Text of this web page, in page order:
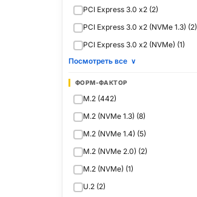
PCI Express 3.0 x2 (2)
PCI Express 3.0 x2 (NVMe 1.3) (2)
PCI Express 3.0 x2 (NVMe) (1)
Посмотреть все ∨
ФОРМ-ФАКТОР
M.2 (442)
M.2 (NVMe 1.3) (8)
M.2 (NVMe 1.4) (5)
M.2 (NVMe 2.0) (2)
M.2 (NVMe) (1)
U.2 (2)